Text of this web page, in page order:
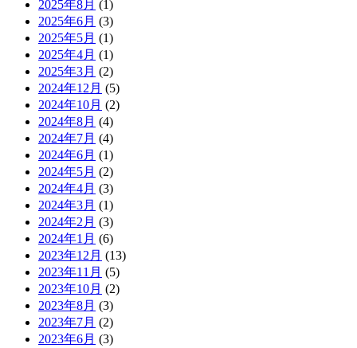
2025年8月 (1)
2025年6月 (3)
2025年5月 (1)
2025年4月 (1)
2025年3月 (2)
2024年12月 (5)
2024年10月 (2)
2024年8月 (4)
2024年7月 (4)
2024年6月 (1)
2024年5月 (2)
2024年4月 (3)
2024年3月 (1)
2024年2月 (3)
2024年1月 (6)
2023年12月 (13)
2023年11月 (5)
2023年10月 (2)
2023年8月 (3)
2023年7月 (2)
2023年6月 (3)